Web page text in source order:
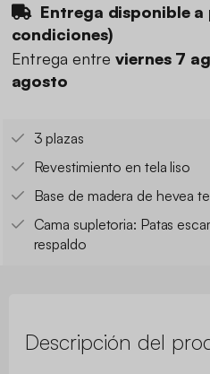
Entrega disponible
condiciones)
Entrega entreviernes 7
agosto
3 plazas
Revestimiento en tela liso
Base de madera de hevea
Cama supletoria: Patas
respaldo
Descripción del